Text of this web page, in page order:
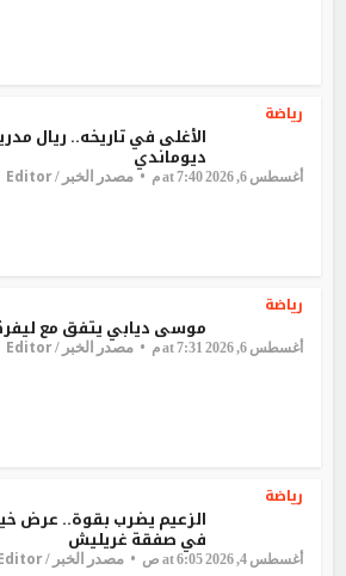
رياضة
الأغلى في تاريخه.. ريال
ديوماندي
أغسطس 6, 2026 at 7:40 م مصدر الخبر /Editor
رياضة
موسى ديابي يتفق مع
أغسطس 6, 2026 at 7:31 م مصدر الخبر /Editor
رياضة
الزعيم يضرب بقوة.. عرض
في صفقة غريليش
أغسطس 4, 2026 at 6:05 ص مصدر الخبر /